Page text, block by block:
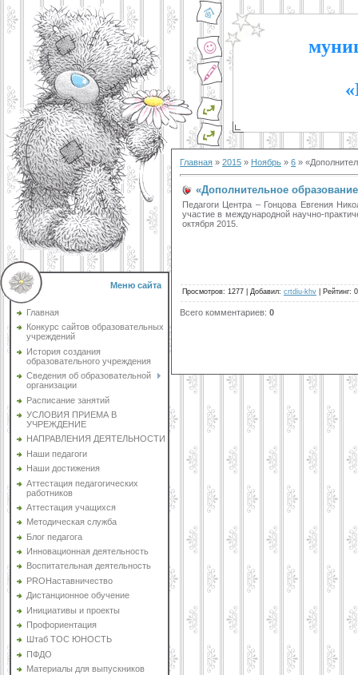
Меню сайта
Главная
Конкурс сайтов образовательных
учреждений
История создания
образовательного учреждения
Сведения об образовательной
организации
Расписание занятий
УСЛОВИЯ ПРИЕМА В
УЧРЕЖДЕНИЕ
НАПРАВЛЕНИЯ ДЕЯТЕЛЬНОСТИ
Наши педагоги
Наши достижения
Аттестация педагогических
работников
Аттестация учащихся
Методическая служба
Блог педагога
Инновационная деятельность
Воспитательная деятельность
PROНаставничество
Дистанционное обучение
Инициативы и проекты
Профориентация
Штаб ТОС ЮНОСТЬ
ПФДО
Материалы для выпускников
Главная » 2015 » Ноябрь » 6 »
«Дополнительное
Педагоги Центра – Гонцова Евгения
участие в международной научно-
октября 2015.
Просмотров: 1277 Добавил: crtdiu-khv Рейтинг:
Всего комментариев: 0